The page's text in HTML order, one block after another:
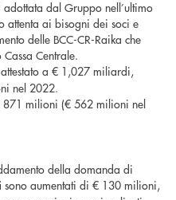
dal Gruppo nell’ultimo
attenta ai bisogni dei soci e
delle BCC-CR-Raika che
Centrale.
a € 1,027 miliardi,
nel 2022.
milioni (€ 562 milioni nel
della domanda di
sono aumentati di € 130 milioni,